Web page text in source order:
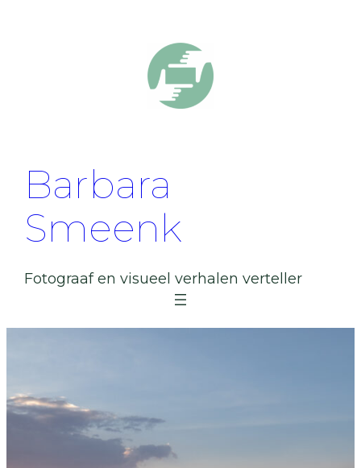
Barbara
Smeenk
Fotograaf en visueel verhalen verteller